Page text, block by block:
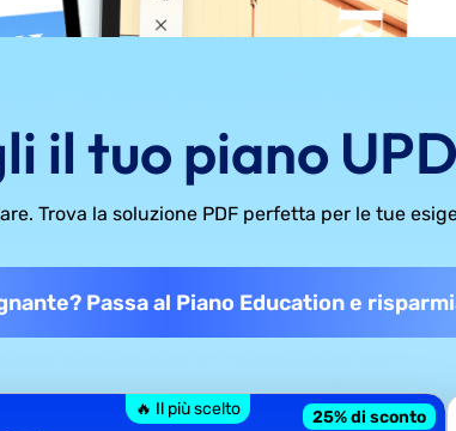
il tuo piano
Trova la soluzione PDF perfetta per le tue
Passa al Piano Education e
🔥 Il più scelto 25% di sconto